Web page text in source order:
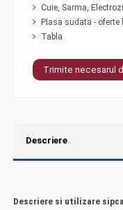
Cuie, Sarma, Electrozi
Plasa sudata -
Tabla
Trimite necesarul
Descriere
Descriere si utilizare